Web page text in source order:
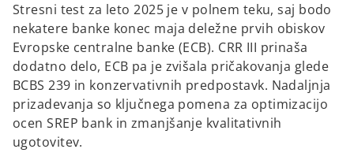
Stresni test za leto 2025 je v polnem teku, saj bodo
nekatere banke konec maja deležne prvih obiskov
Evropske centralne banke (ECB). CRR III prinaša
dodatno delo, ECB pa je zvišala pričakovanja glede
BCBS 239 in konzervativnih predpostavk. Nadaljnja
prizadevanja so ključnega pomena za optimizacijo
ocen SREP bank in zmanjšanje kvalitativnih
ugotovitev.